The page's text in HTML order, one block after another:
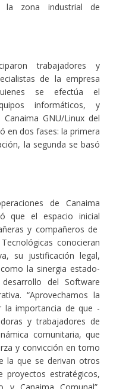
la zona industrial de
trabajadores y
de la empresa
se efectúa el
informáticos, y
GNU/Linux del
en dos fases: la primera
la segunda se basó
de Canaima
que el espacio inicial
y compañeros de
conocieran
su justificación legal,
la sinergia estado-
del Software
“Aprovechamos la
la importancia de que -
y trabajadores de
comunitaria, que
y convicción en torno
la que se derivan otros
proyectos estratégicos,